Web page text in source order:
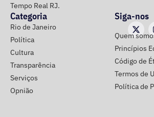
Tempo Real RJ.
Categoria
Rio de Janeiro
Política
Cultura
Transparência
Serviços
Opnião
Siga-nos
Quem
Princípios
Código de
Termos de
Política de